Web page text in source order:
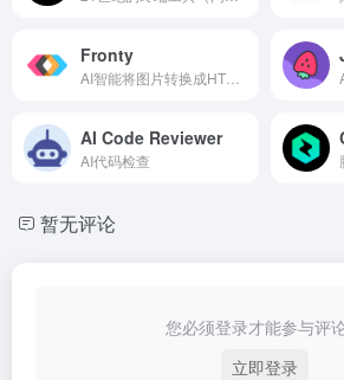
Fronty
AI Code Reviewer
AI代码检查
暂无评论
您必须登录才能参与评
立即登录